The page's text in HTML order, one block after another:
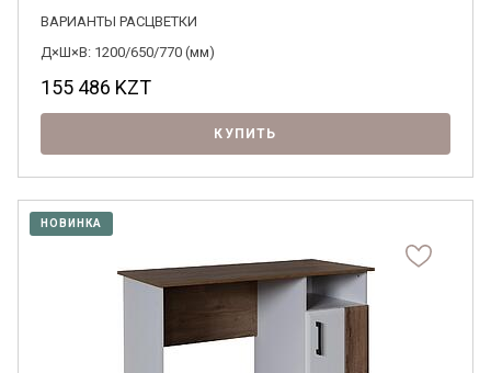
ВАРИАНТЫ РАСЦВЕТКИ
Д×Ш×В: 1200/650/770 (мм)
155 486 KZT
КУПИТЬ
НОВИНКА